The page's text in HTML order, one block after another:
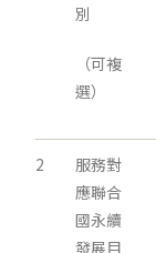
別
（可複
選）
2
服務對
應聯合
國永續
發展目